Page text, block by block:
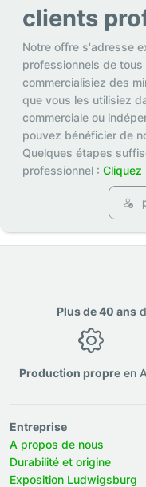
clients
Notre offre s'adresse
professionnels de
commercialisiez des
que vous les utilisiez
commerciale ou
pouvez bénéficier de
Quelques étapes
professionnel : Cliquez
Plus de 40 ans
Production propreen
Entreprise
A propos de nous
Durabilité et origine
Exposition Ludwigsburg